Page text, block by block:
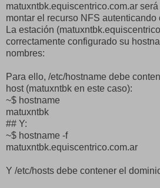
matuxntbk.equiscentrico.com.ar
montar el recurso NFS autenticando
La estación
correctamente configurado su
nombres:
Para ello, /etc/hostname debe
host (matuxntbk en este caso):
~$ hostname
matuxntbk
## Y:
~$ hostname -f
matuxntbk.equiscentrico.com.ar
Y /etc/hosts debe contener el